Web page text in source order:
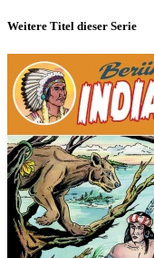
Weitere Titel dieser Serie